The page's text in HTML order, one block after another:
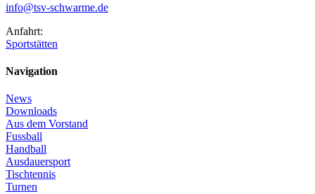
info@tsv-schwarme.de
Anfahrt:
Sportstätten
Navigation
News
Downloads
Aus dem Vorstand
Fussball
Handball
Ausdauersport
Tischtennis
Turnen